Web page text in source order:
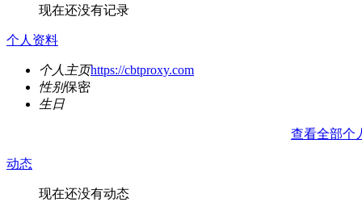
现在还没有记录
个人资料
个人主页https://cbtproxy.com
性别保密
生日
查看全部个
动态
现在还没有动态